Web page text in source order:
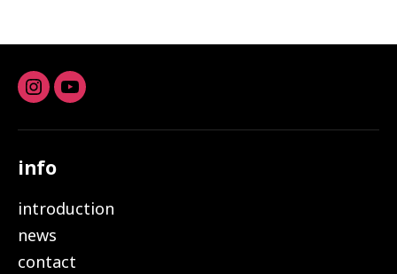
Instagram
youtube
info
introduction
news
contact